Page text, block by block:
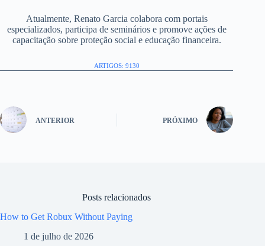
Atualmente, Renato Garcia colabora com portais
especializados, participa de seminários e promove ações de
capacitação sobre proteção social e educação financeira.
ARTIGOS: 9130
ANTERIOR PRÓXIMO
Posts relacionados
How to Get Robux Without Paying
1 de julho de 2026